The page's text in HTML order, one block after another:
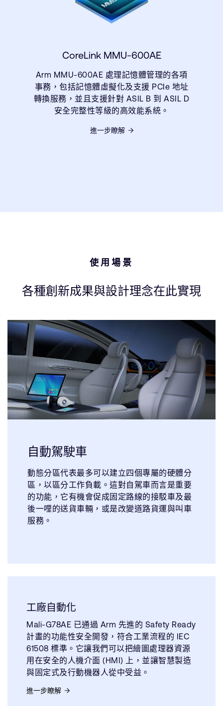
CoreLink MMU-600AE
Arm MMU-600AE 處理記憶體管理的各項
事務，包括記憶體虛擬化及支援 PCIe 地址
轉換服務，並且支援針對 ASIL B 到 ASIL D
安全完整性等級的高效能系統。
進一步瞭解
使用場景
各種創新成果與設計理念在此實現
自動駕駛車
動態分區代表最多可以建立四個專屬的硬體分
區，以區分工作負載。這對自駕車而言是重要
的功能，它有機會促成固定路線的接駁車及最
後一哩的送貨車輛，或是改變道路貨運與叫車
服務。
工廠自動化
Mali-G78AE 已通過 Arm 先進的 Safety Ready
計畫的功能性安全開發，符合工業流程的 IEC
61508 標準。它讓我們可以把繪圖處理器資源
用在安全的人機介面 (HMI) 上，並讓智慧製造
與固定式及行動機器人從中受益。
進一步瞭解